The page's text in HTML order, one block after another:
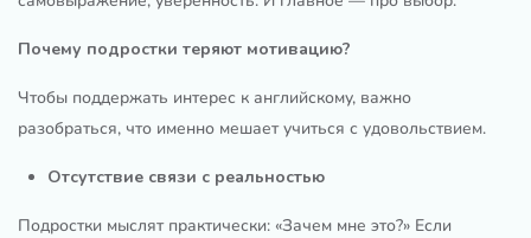
Почему подростки теряют мотивацию?
Чтобы поддержать интерес к английскому, важно
разобраться, что именно мешает учиться с удовольствием.
Отсутствие связи с реальностью
Подростки мыслят практически: «Зачем мне это?» Если